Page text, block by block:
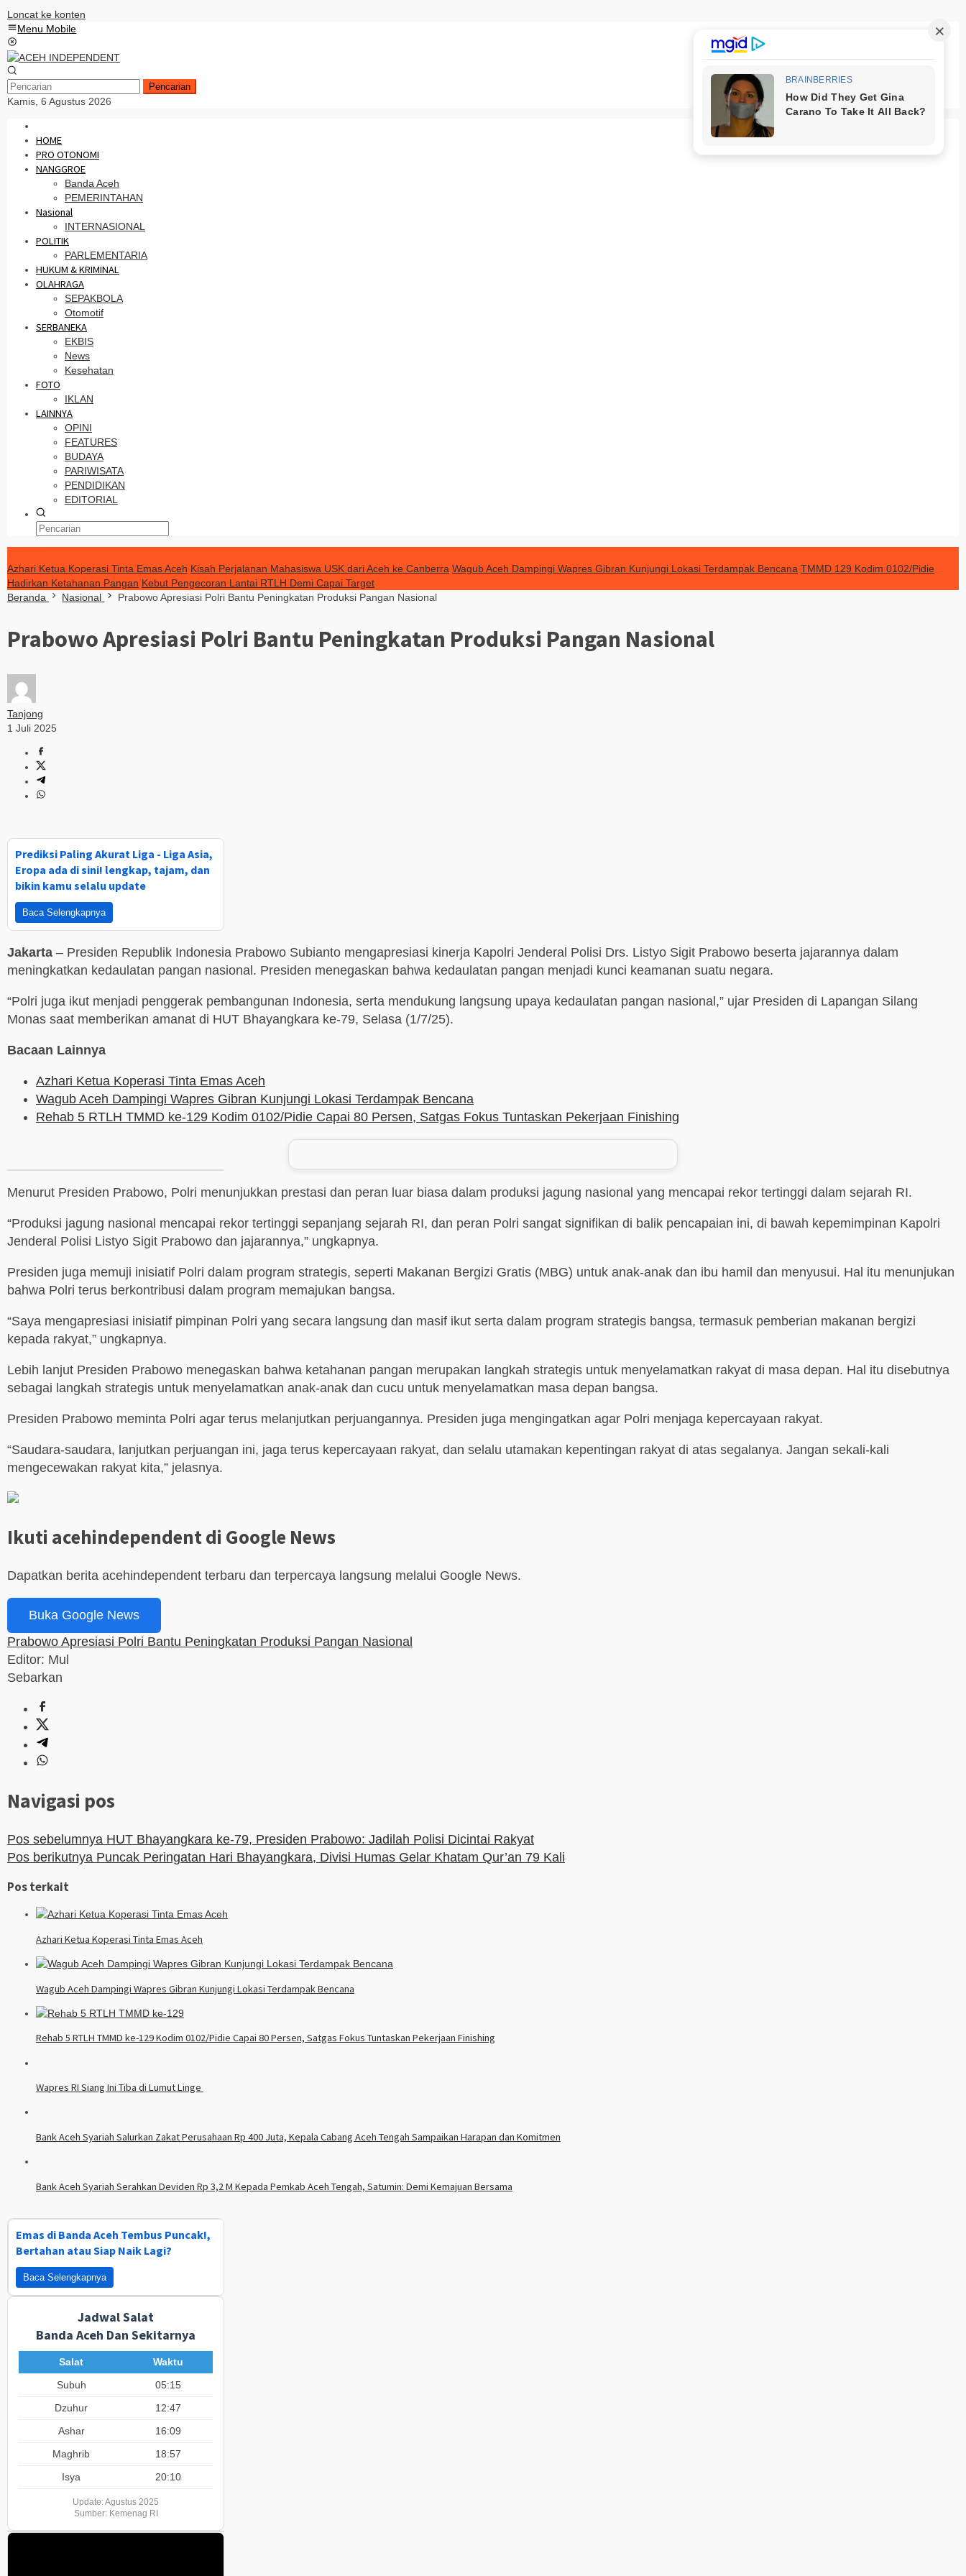
Loncat ke konten
Menu Mobile
Pencarian
Kamis, 6 Agustus 2026
HOME
PRO OTONOMI
NANGGROE
Banda Aceh
PEMERINTAHAN
Nasional
INTERNASIONAL
POLITIK
PARLEMENTARIA
HUKUM & KRIMINAL
OLAHRAGA
SEPAKBOLA
Otomotif
SERBANEKA
EKBIS
News
Kesehatan
FOTO
IKLAN
LAINNYA
OPINI
FEATURES
BUDAYA
PARIWISATA
PENDIDIKAN
EDITORIAL
Azhari Ketua Koperasi Tinta Emas Aceh Kisah Perjalanan Mahasiswa USK dari Aceh ke Canberra Wagub Aceh Dampingi Wapres Gibran Kunjungi Lokasi Terdampak Bencana TMMD 129 Kodim 0102/Pidie
Hadirkan Ketahanan Pangan Kebut Pengecoran Lantai RTLH Demi Capai Target
Beranda
Nasional Prabowo Apresiasi Polri Bantu Peningkatan Produksi Pangan Nasional
Prabowo Apresiasi Polri Bantu Peningkatan Produksi Pangan Nasional
Tanjong
1 Juli 2025
Prediksi Paling Akurat Liga - Liga Asia,
Eropa ada di sini! lengkap, tajam, dan
bikin kamu selalu update
Baca Selengkapnya
Jakarta – Presiden Republik Indonesia Prabowo Subianto mengapresiasi kinerja Kapolri Jenderal Polisi Drs. Listyo Sigit Prabowo beserta jajarannya dalam
meningkatkan kedaulatan pangan nasional. Presiden menegaskan bahwa kedaulatan pangan menjadi kunci keamanan suatu negara.
“Polri juga ikut menjadi penggerak pembangunan Indonesia, serta mendukung langsung upaya kedaulatan pangan nasional,” ujar Presiden di Lapangan Silang
Monas saat memberikan amanat di HUT Bhayangkara ke-79, Selasa (1/7/25).
Bacaan Lainnya
Azhari Ketua Koperasi Tinta Emas Aceh
Wagub Aceh Dampingi Wapres Gibran Kunjungi Lokasi Terdampak Bencana
Rehab 5 RTLH TMMD ke-129 Kodim 0102/Pidie Capai 80 Persen, Satgas Fokus Tuntaskan Pekerjaan Finishing
Menurut Presiden Prabowo, Polri menunjukkan prestasi dan peran luar biasa dalam produksi jagung nasional yang mencapai rekor tertinggi dalam sejarah RI.
“Produksi jagung nasional mencapai rekor tertinggi sepanjang sejarah RI, dan peran Polri sangat signifikan di balik pencapaian ini, di bawah kepemimpinan Kapolri
Jenderal Polisi Listyo Sigit Prabowo dan jajarannya,” ungkapnya.
Presiden juga memuji inisiatif Polri dalam program strategis, seperti Makanan Bergizi Gratis (MBG) untuk anak-anak dan ibu hamil dan menyusui. Hal itu menunjukan
bahwa Polri terus berkontribusi dalam program memajukan bangsa.
“Saya mengapresiasi inisiatif pimpinan Polri yang secara langsung dan masif ikut serta dalam program strategis bangsa, termasuk pemberian makanan bergizi
kepada rakyat,” ungkapnya.
Lebih lanjut Presiden Prabowo menegaskan bahwa ketahanan pangan merupakan langkah strategis untuk menyelamatkan rakyat di masa depan. Hal itu disebutnya
sebagai langkah strategis untuk menyelamatkan anak-anak dan cucu untuk menyelamatkan masa depan bangsa.
Presiden Prabowo meminta Polri agar terus melanjutkan perjuangannya. Presiden juga mengingatkan agar Polri menjaga kepercayaan rakyat.
“Saudara-saudara, lanjutkan perjuangan ini, jaga terus kepercayaan rakyat, dan selalu utamakan kepentingan rakyat di atas segalanya. Jangan sekali-kali
mengecewakan rakyat kita,” jelasnya.
Ikuti acehindependent di Google News
Dapatkan berita acehindependent terbaru dan terpercaya langsung melalui Google News.
Buka Google News
Prabowo Apresiasi Polri Bantu Peningkatan Produksi Pangan Nasional
Editor: Mul
Sebarkan
Navigasi pos
Pos sebelumnya HUT Bhayangkara ke-79, Presiden Prabowo: Jadilah Polisi Dicintai Rakyat
Pos berikutnya Puncak Peringatan Hari Bhayangkara, Divisi Humas Gelar Khatam Qur’an 79 Kali
Pos terkait
Azhari Ketua Koperasi Tinta Emas Aceh
Wagub Aceh Dampingi Wapres Gibran Kunjungi Lokasi Terdampak Bencana
Rehab 5 RTLH TMMD ke-129 Kodim 0102/Pidie Capai 80 Persen, Satgas Fokus Tuntaskan Pekerjaan Finishing
Wapres RI Siang Ini Tiba di Lumut Linge
Bank Aceh Syariah Salurkan Zakat Perusahaan Rp 400 Juta, Kepala Cabang Aceh Tengah Sampaikan Harapan dan Komitmen
Bank Aceh Syariah Serahkan Deviden Rp 3,2 M Kepada Pemkab Aceh Tengah, Satumin: Demi Kemajuan Bersama
Emas di Banda Aceh Tembus Puncak!,
Bertahan atau Siap Naik Lagi?
Baca Selengkapnya
Jadwal Salat
Banda Aceh Dan Sekitarnya
Salat
Waktu
Subuh
05:15
Dzuhur
12:47
Ashar
16:09
Maghrib
18:57
Isya
20:10
Update: Agustus 2025
Sumber: Kemenag RI